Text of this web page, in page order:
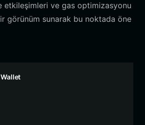
etkileşimleri ve gas optimizasyonu
görünüm sunarak bu noktada öne